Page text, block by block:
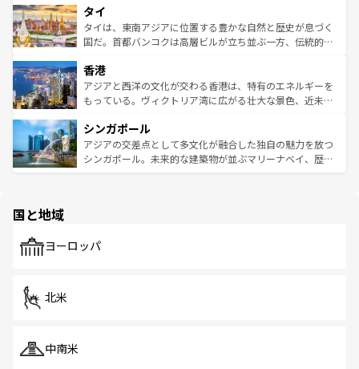
リティに包まれながら、韓国の多彩な魅力を心ゆくまで味
わってみてほしい。 なお、新着の韓国情報はコンテンツ一
覧を参照してほしい。
急速な発展と共に伝統が息づく。ハノイの古い町並みやホ
ーチミン市のフランス統治時代の建物も、独特の雰囲気を
醸し出している。また、バラエティの豊かさとおいしさで
とつ。フォーやバインミー、ベトナムコーヒーなどは、ぜ
ひ現地で味わいたい。どの地域を訪れてもあたたかい人々
が旅行者を迎えてくれるので、きっと忘れられない旅にな
参照してほしい。
タイ
タイは、東南アジアに位置する豊かな自然と歴史が息づく
国だ。首都バンコクは高層ビルが立ち並ぶ一方、伝統的な
の活気が交差している。北部ではチェンマイなどの山岳地
帯で自然と触れ合い、南部ではプーケットやクラビの美し
いビーチでリゾート気分を楽しむことができる。タイ料理
激する。気候は一年中温暖で、どの季節にも異なる楽しみ
が待っている。親しみやすいタイの人々、仏教を中心とし
た文化、そして多様な観光資源が、訪れる旅人を魅了し続
香港
アジアと西洋の文化が交わる香港は、特有のエネルギーを
もっている。ヴィクトリア湾に広がる壮大な景色、近未来
み、どこを訪れても感動するはず。観光スポットが密集し
ており、効率よく見どころを回れるのも魅力。息をのむよ
うな絶景から文化的な体験まで、香港を存分に楽しみ尽く
シンガポール
アジアの交差点として多文化が融合した独自の魅力を放つ
シンガポール。未来的な建築物が並ぶマリーナベイ、歴史
で、ホーカーズは地元の風情を楽しめる外せないスポット
国と地域
ヨーロッパ
北米
中南米